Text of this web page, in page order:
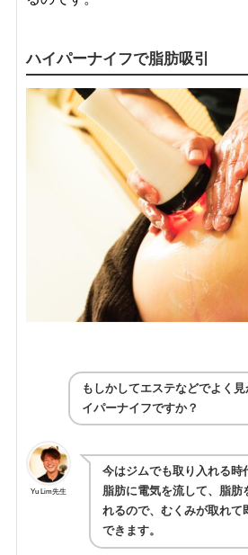
ハイパーナイフで脂肪吸引
もしかしてエステなどでよく見
イパーナイフですか？
Yu Lim先生
今はジムでも取り入れる時
脂肪に電気を流して、脂肪
れるので、むくみが取れて
できます。